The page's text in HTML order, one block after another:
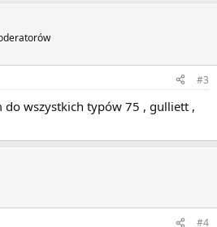
#3
do wszystkich typów 75 , gulliett ,
#4